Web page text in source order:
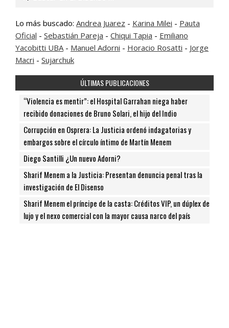
Lo más buscado: Andrea Juarez - Karina Milei - Pauta
Oficial - Sebastián Pareja - Chiqui Tapia - Emiliano
Yacobitti UBA - Manuel Adorni - Horacio Rosatti - Jorge
Macri - Sujarchuk
ÚLTIMAS PUBLICACIONES
“Violencia es mentir”: el Hospital Garrahan niega haber
recibido donaciones de Bruno Solari, el hijo del Indio
Corrupción en Osprera: La Justicia ordenó indagatorias y
embargos sobre el círculo íntimo de Martín Menem
Diego Santilli ¿Un nuevo Adorni?
Sharif Menem a la Justicia: Presentan denuncia penal tras la
investigación de El Disenso
Sharif Menem el príncipe de la casta: Créditos VIP, un dúplex de
lujo y el nexo comercial con la mayor causa narco del país